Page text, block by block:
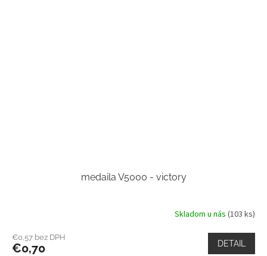
medaila V5000 - victory
Skladom u nás (103 ks)
€0,57 bez DPH
€0,70 DETAIL